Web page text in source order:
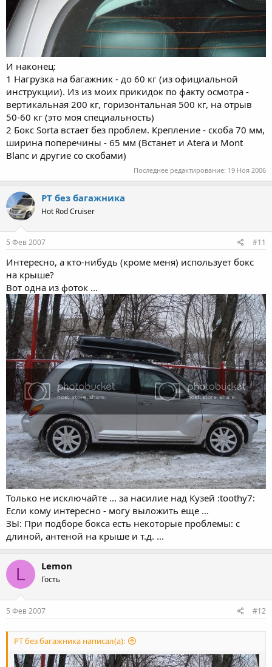
И наконец:
1 Нагрузка на багажник - до 60 кг (из официальной
инструкции). Из из моих прикидок по факту осмотра -
вертикальная 200 кг, горизонтальная 500 кг, на отрыв
50-60 кг (это моя специальность)
2 Бокс Sorta встает без проблем. Крепление - скоба 70 мм,
ширина поперечины - 65 мм (Встанет и Atera и Mont
Blanc и другие со скобами)
Последнее редактирование: 19 Ноя 2006
PT без багажника
Hot Rod Cruiser
5 Фев 2007 #11
Интересно, а кто-нибудь (кроме меня) использует бокс
на крыше?
Вот одна из фоток ...
Только не исключайте ... за насилие над Кузей :toothy7:
Если кому интересно - могу выложить еще ...
ЗЫ: При подборе бокса есть некоторые проблемы: с
длиной, антеной на крыше и т.д. ...
L Lemon
Гость
5 Фев 2007 #12
PT без багажника написал(а):